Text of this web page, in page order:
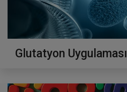
Glutatyon Uygulaması